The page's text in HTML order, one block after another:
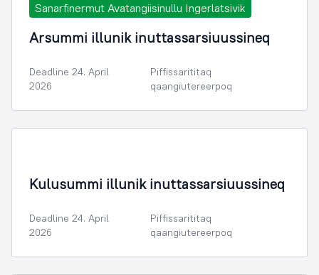
Sanarfinermut Avatangiisinullu Ingerlatsivik
Arsummi illunik inuttassarsiuussineq
Deadline 24. April
2026
Piffissarititaq
qaangiutereerpoq
Kulusummi illunik inuttassarsiuussineq
Deadline 24. April
2026
Piffissarititaq
qaangiutereerpoq